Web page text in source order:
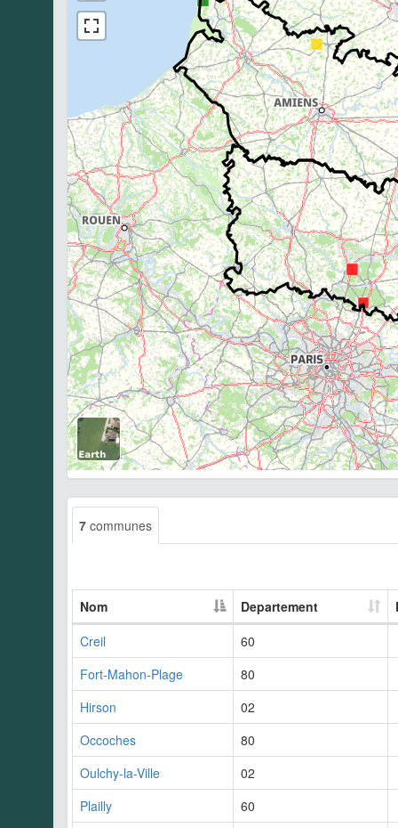
7 communes
Nom Departement
Creil
60
Fort-Mahon-Plage
80
Hirson
02
Occoches
80
Oulchy-la-Ville
02
Plailly
60